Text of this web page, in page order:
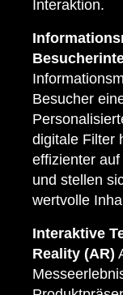
Interaktion.
Besucher
digitale Filter
effizienter
und stellen
wertvolle
Interaktive
Reality (AR)